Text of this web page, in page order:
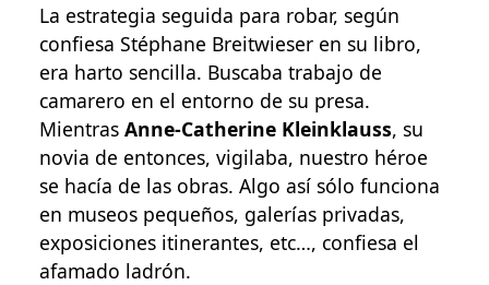
La estrategia seguida para robar, según
confiesa Stéphane Breitwieser en su libro,
era harto sencilla. Buscaba trabajo de
camarero en el entorno de su presa.
Mientras Anne-Catherine Kleinklauss, su
novia de entonces, vigilaba, nuestro héroe
se hacía de las obras. Algo así sólo funciona
en museos pequeños, galerías privadas,
exposiciones itinerantes, etc…, confiesa el
afamado ladrón.